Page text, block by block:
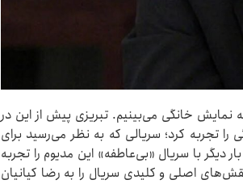
نمایش خانگی می‌بینیم. تبریزی پیش از این در
را تجربه کرد؛ سریالی که به نظر می‌رسید برای
دیگر با سریال «بی‌عاطفه» این مدیوم را تجربه
اصلی و کلیدی سریال را به رضا کیانیان